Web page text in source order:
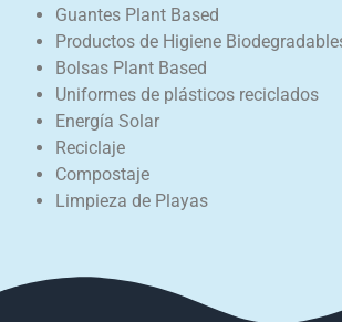
Guantes Plant Based
Productos de Higiene
Bolsas Plant Based
Uniformes de plásticos reciclados
Energía Solar
Reciclaje
Compostaje
Limpieza de Playas